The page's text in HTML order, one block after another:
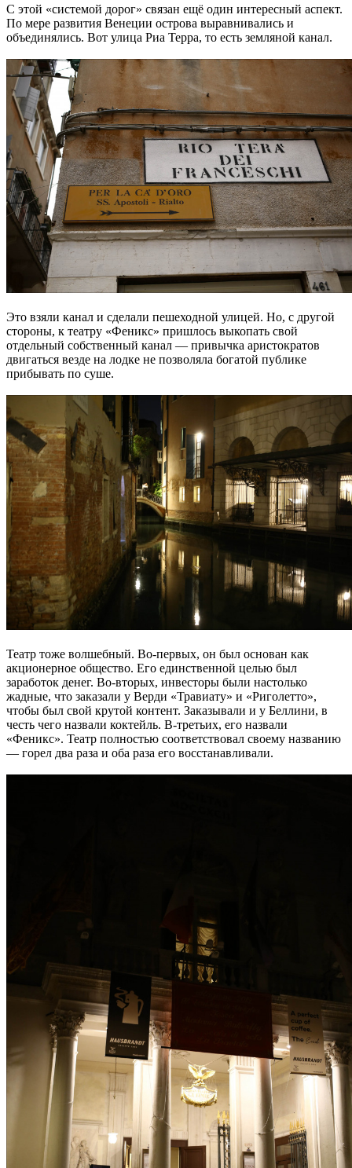
С этой «системой дорог» связан ещё один интересный аспект.
По мере развития Венеции острова выравнивались и
объединялись. Вот улица Риа Терра, то есть земляной канал.
Это взяли канал и сделали пешеходной улицей. Но, с другой
стороны, к театру «Феникс» пришлось выкопать свой
отдельный собственный канал — привычка аристократов
двигаться везде на лодке не позволяла богатой публике
прибывать по суше.
Театр тоже волшебный. Во-первых, он был основан как
акционерное общество. Его единственной целью был
заработок денег. Во-вторых, инвесторы были настолько
жадные, что заказали у Верди «Травиату» и «Риголетто»,
чтобы был свой крутой контент. Заказывали и у Беллини, в
честь чего назвали коктейль. В-третьих, его назвали
«Феникс». Театр полностью соответствовал своему названию
— горел два раза и оба раза его восстанавливали.